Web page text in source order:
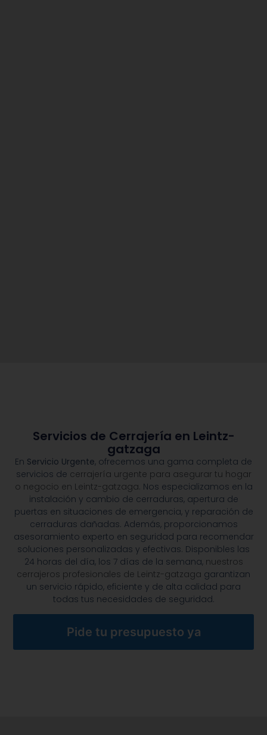
Servicios de Cerrajería en Leintz-
gatzaga
En Servicio Urgente, ofrecemos una gama completa de
servicios de cerrajería urgente para asegurar tu hogar
o negocio en Leintz-gatzaga. Nos especializamos en la
instalación y cambio de cerraduras, apertura de
puertas en situaciones de emergencia, y reparación de
cerraduras dañadas. Además, proporcionamos
asesoramiento experto en seguridad para recomendar
soluciones personalizadas y efectivas. Disponibles las
24 horas del día, los 7 días de la semana, nuestros
cerrajeros profesionales de Leintz-gatzaga garantizan
un servicio rápido, eficiente y de alta calidad para
todas tus necesidades de seguridad.
Pide tu presupuesto ya